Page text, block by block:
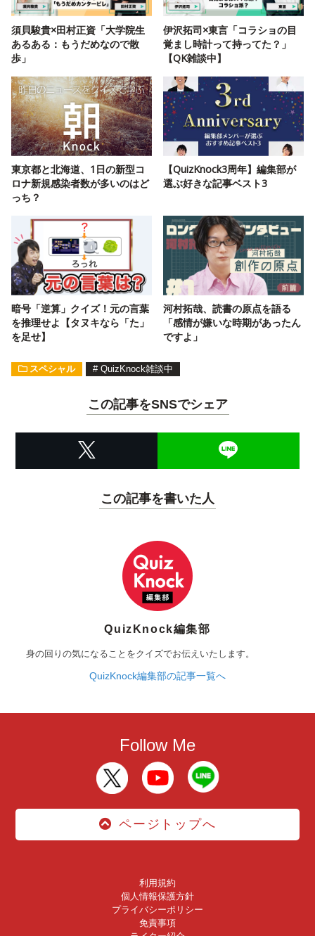
須貝駿貴×田村正資「大学院生
あるある：もうだめなので散
歩」
伊沢拓司×東言「コラショの目
覚まし時計って持ってた？」
【QK雑談中】
東京都と北海道、1日の新型コ
ロナ新規感染者数が多いのはど
っち？
【QuizKnock3周年】編集部が
選ぶ好きな記事ベスト3
暗号「逆算」クイズ！元の言葉
を推理せよ【タヌキなら「た」
を足せ】
河村拓哉、読書の原点を語る
「感情が嫌いな時期があったん
ですよ」
スペシャル # QuizKnock雑談中
この記事をSNSでシェア
この記事を書いた人
QuizKnock編集部
身の回りの気になることをクイズでお伝えいたします。
QuizKnock編集部の記事一覧へ
Follow Me
ページトップへ
利用規約
個人情報保護方針
プライバシーポリシー
免責事項